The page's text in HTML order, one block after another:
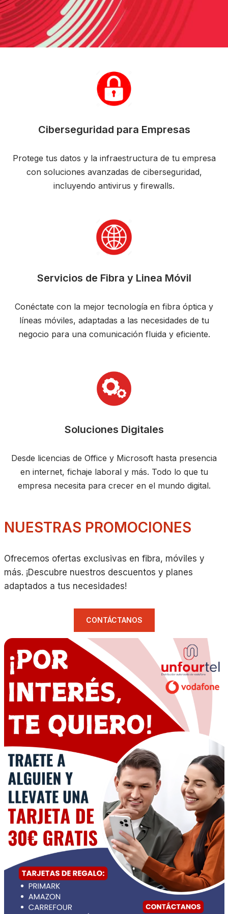
Ciberseguridad para Empresas
Protege tus datos y la infraestructura de tu empresa
con soluciones avanzadas de ciberseguridad,
incluyendo antivirus y firewalls.
Servicios de Fibra y Linea Móvil
Conéctate con la mejor tecnología en fibra óptica y
líneas móviles, adaptadas a las necesidades de tu
negocio para una comunicación fluida y eficiente.
Soluciones Digitales
Desde licencias de Office y Microsoft hasta presencia
en internet, fichaje laboral y más. Todo lo que tu
empresa necesita para crecer en el mundo digital.
NUESTRAS PROMOCIONES
Ofrecemos ofertas exclusivas en fibra, móviles y
más. ¡Descubre nuestros descuentos y planes
adaptados a tus necesidades!
CONTÁCTANOS